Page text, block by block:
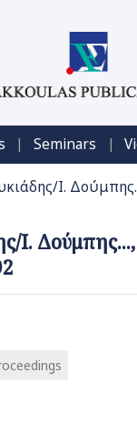
| Seminars |
Ι.
Ι.